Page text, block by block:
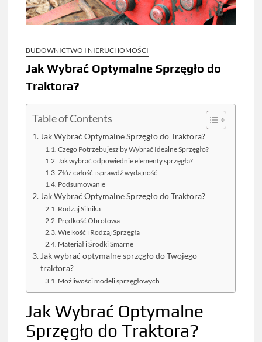
BUDOWNICTWO I NIERUCHOMOŚCI
Jak Wybrać Optymalne Sprzęgło do
Traktora?
Table of Contents
Jak Wybrać Optymalne Sprzęgło do Traktora?
Czego Potrzebujesz by Wybrać Idealne Sprzęgło?
Jak wybrać odpowiednie elementy sprzęgła?
Złóż całość i sprawdź wydajność
Podsumowanie
Jak Wybrać Optymalne Sprzęgło do Traktora?
Rodzaj Silnika
Prędkość Obrotowa
Wielkość i Rodzaj Sprzęgła
Materiał i Środki Smarne
Jak wybrać optymalne sprzęgło do Twojego
traktora?
Możliwości modeli sprzęgłowych
Jak Wybrać Optymalne
Sprzęgło do Traktora?